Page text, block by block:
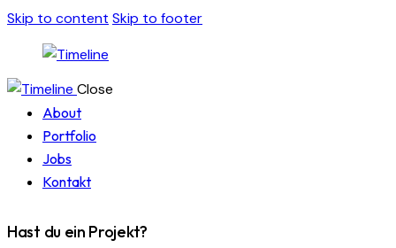
Skip to content Skip to footer
Close
About
Portfolio
Jobs
Kontakt
Hast du ein Projekt?